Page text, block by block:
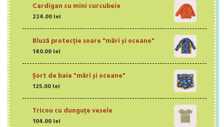
Cardigan cu mini curcubeie
224.00 lei
Bluză protecție soare "mări și oceane"
140.00 lei
Șort de baie "mări și oceane"
125.00 lei
Tricou cu dunguțe vesele
104.00 lei